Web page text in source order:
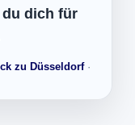
dich für
zu Düsseldorf·